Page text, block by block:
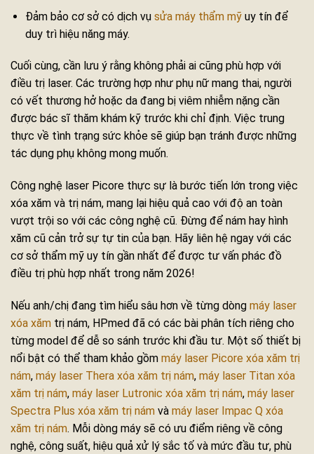
Đảm bảo cơ sở có dịch vụ sửa máy thẩm mỹuy tín để
duy trì hiệu năng máy.
Cuối cùng, cần lưu ý rằng không phải ai cũng phù hợp với
điều trị laser. Các trường hợp như phụ nữ mang thai, người
có vết thương hở hoặc da đang bị viêm nhiễm nặng cần
được bác sĩ thăm khám kỹ trước khi chỉ định. Việc trung
thực về tình trạng sức khỏe sẽ giúp bạn tránh được những
tác dụng phụ không mong muốn.
Công nghệ laser Picore thực sự là bước tiến lớn trong việc
xóa xăm và trị nám, mang lại hiệu quả cao với độ an toàn
vượt trội so với các công nghệ cũ. Đừng để nám hay hình
xăm cũ cản trở sự tự tin của bạn. Hãy liên hệ ngay với các
cơ sở thẩm mỹ uy tín gần nhất để được tư vấn phác đồ
điều trị phù hợp nhất trong năm 2026!
Nếu anh/chị đang tìm hiểu sâu hơn về từng dòng máy laser
xóa xăm trị nám, HPmed đã có các bài phân tích riêng cho
từng model để dễ so sánh trước khi đầu tư. Một số thiết bị
nổi bật có thể tham khảo gồm máy laser Picore xóa xăm trị
nám, máy laser Thera xóa xăm trị nám, máy laser Titan xóa
xăm trị nám, máy laser Lutronic xóa xăm trị nám, máy laser
Spectra Plus xóa xăm trị nám và máy laser Impac Q xóa
xăm trị nám. Mỗi dòng máy sẽ có ưu điểm riêng về công
nghệ, công suất, hiệu quả xử lý sắc tố và mức đầu tư, phù